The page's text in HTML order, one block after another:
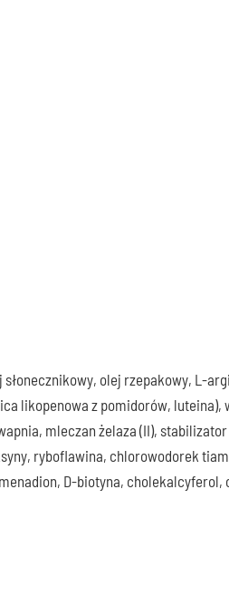
olej rzepakowy, L-
likopenowa z pomidorów,
mleczan żelaza (II),
ryboflawina, chlorowodorek
D-biotyna,